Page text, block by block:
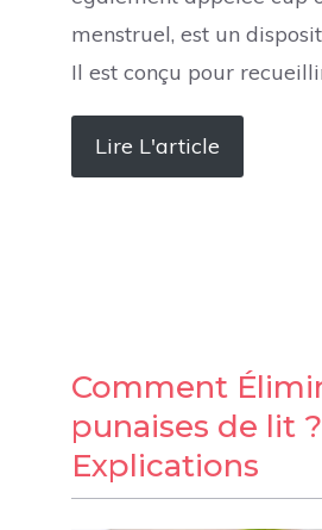
menstruel, est un
Il est conçu pour
Lire L'article
Comment
punaises de lit ?
Explications